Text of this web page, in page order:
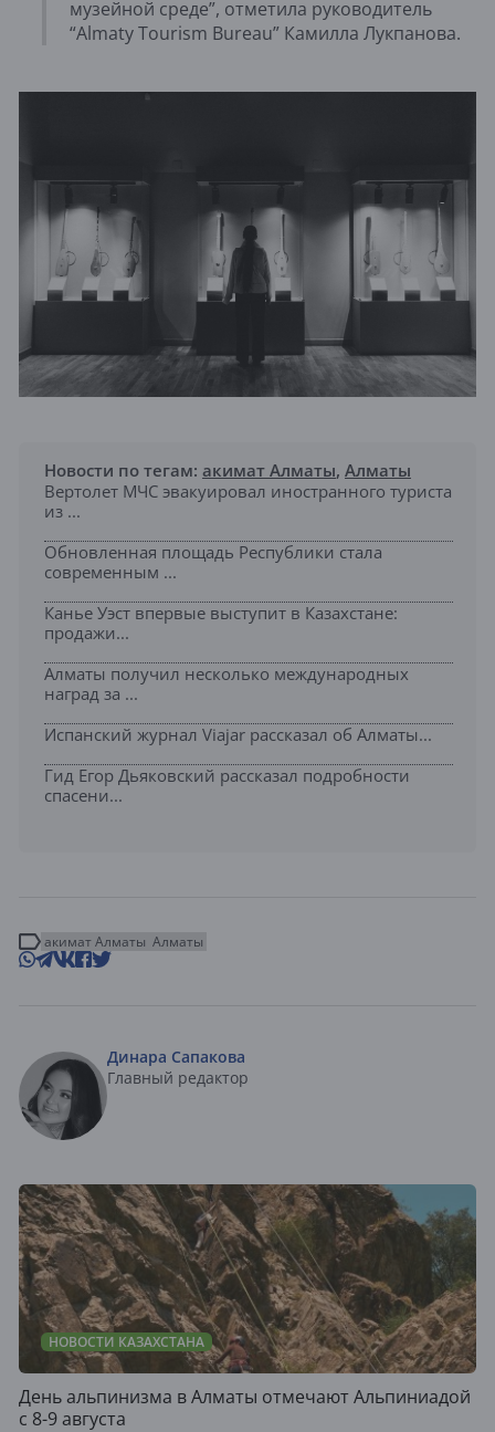
музейной среде”, отметила руководитель
“Almaty Tourism Bureau” Камилла Лукпанова.
Новости по тегам: акимат Алматы, Алматы
Вертолет МЧС эвакуировал иностранного туриста
из ...
Обновленная площадь Республики стала
современным ...
Канье Уэст впервые выступит в Казахстане:
продажи...
Алматы получил несколько международных
наград за ...
Испанский журнал Viajar рассказал об Алматы...
Гид Егор Дьяковский рассказал подробности
спасени...
акимат Алматы Алматы
Динара Сапакова
Главный редактор
НОВОСТИ КАЗАХСТАНА
День альпинизма в Алматы отмечают Альпиниадой
с 8-9 августа